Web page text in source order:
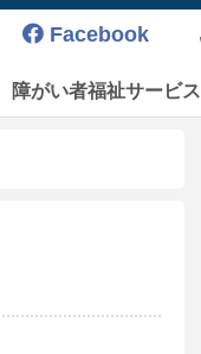
Facebook
障がい者福祉サービス